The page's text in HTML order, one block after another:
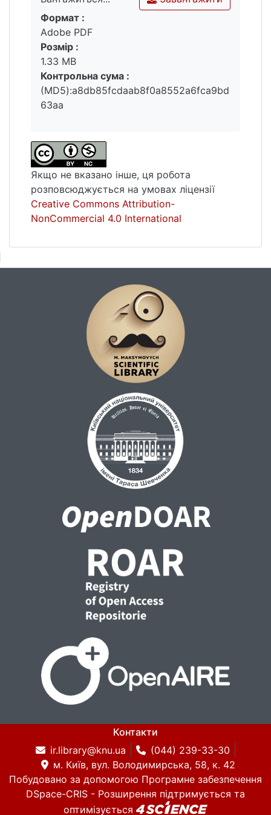
Вантажиться...
Формат :
Adobe PDF
Розмір :
1.33 MB
Контрольна сума :
(MD5):a8db85fcdaab8f0a8552a6fca9bd
63aa
Якщо не вказано інше, ця робота
розповсюджується на умовах ліцензії
Creative Commons Attribution-
NonCommercial 4.0 International
Контакти
ir.library@knu.ua
(044) 239-33-30
м. Київ, вул. Володимирська, 58, к. 42
Побудовано за допомогою Програмне забезпечення
DSpace-CRIS - Розширення підтримується та
оптимізується